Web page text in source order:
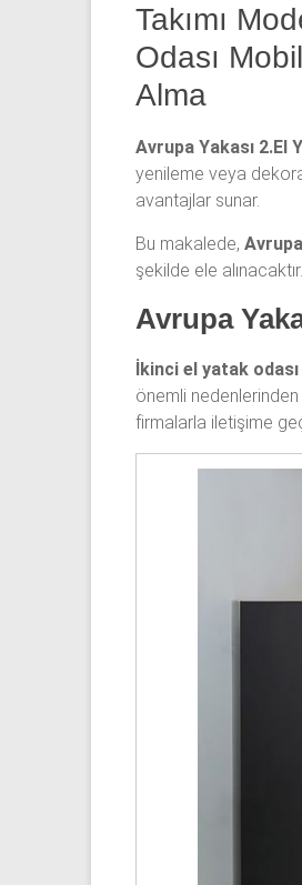
odası,
Avangard
yatak
odası,
yatak
odası
ve
Metebronz
yatak
takımı
Takımı
Odası
Alma
Avrupa Yakası 2.El
yenileme veya
avantajlar sunar.
Bu makalede,
şekilde ele alınacaktır.
Avrupa
İkinci el yatak
önemli nedenlerinden
firmalarla iletişime